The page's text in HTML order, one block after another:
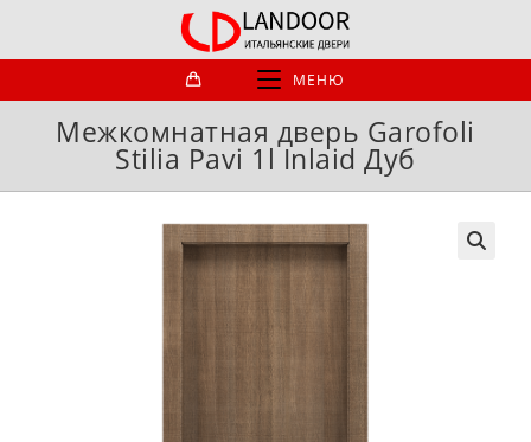
МЕНЮ
Межкомнатная дверь Garofoli
Stilia Pavi 1l Inlaid Дуб